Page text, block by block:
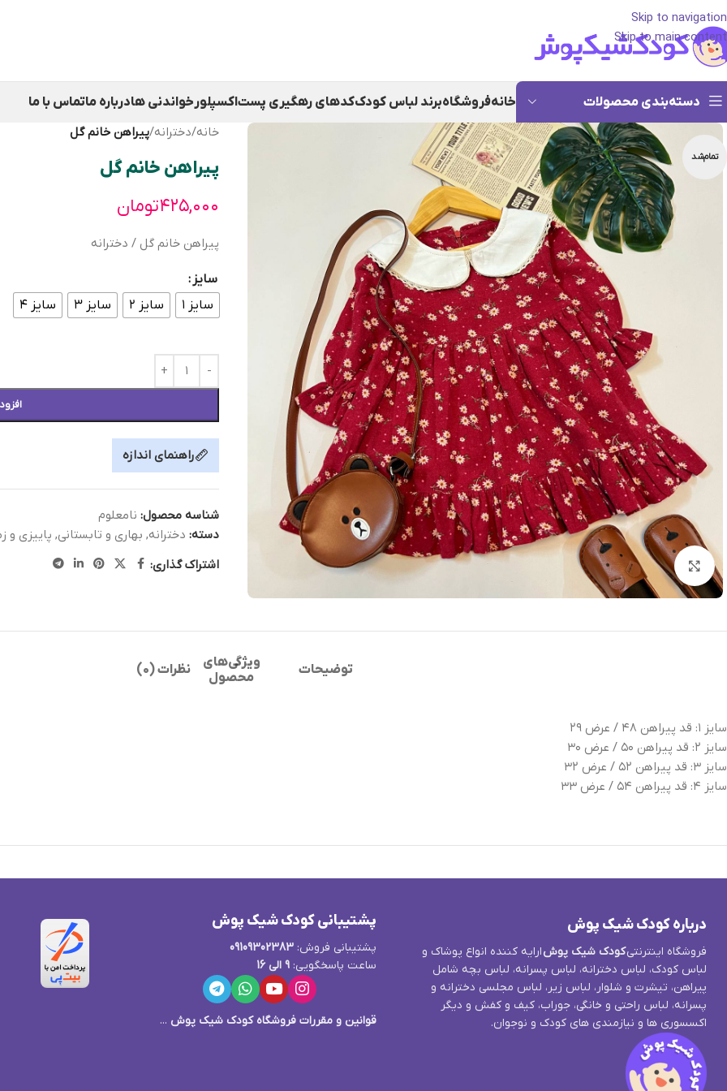
Skip to navigation
Skip to main content
دسته‌بندی محصولات خانهفروشگاهبرند لباس کودککدهای رهگیری پستاکسپلورخواندنی هادرباره ماتماس با ما
تمام‌شد
بزرگنمایی تصویر
خانه/دخترانه/پیراهن خانم گل
پیراهن خانم گل
۴۲۵,۰۰۰تومان
پیراهن خانم گل / دخترانه
سایز
سایز ۱
سایز ۲ سایز ۳ سایز ۴
راهنمای اندازه
شناسه محصول: نامعلوم
دسته: دخترانه, بهاری و تابستانی, پاییزی و
اشتراک گذاری:
توضیحات
ویژگی‌های
محصول
نظرات (0)
سایز ۱: قد پیراهن ۴۸ / عرض ۲۹
سایز ۲: قد پیراهن ۵۰ / عرض ۳۰
سایز ۳: قد پیراهن ۵۲ / عرض ۳۲
سایز ۴: قد پیراهن ۵۴ / عرض ۳۳
درباره کودک شیک پوش
فروشگاه اینترنتیکودک شیک پوشارایه کننده انواع پوشاک و
لباس کودک، لباس دخترانه، لباس پسرانه، لباس بچه شامل
پیراهن، تیشرت و شلوار، لباس زیر، لباس مجلسی دخترانه و
پسرانه، لباس راحتی و خانگی، جوراب، کیف و کفش و دیگر
اکسسوری ها و نیازمندی های کودک و نوجوان.
پشتیبانی کودک شیک پوش
پشتیبانی فروش:09109302383
ساعت پاسخگویی:9 الی 16
قوانین و مقررات فروشگاه کودک شیک پوش ...